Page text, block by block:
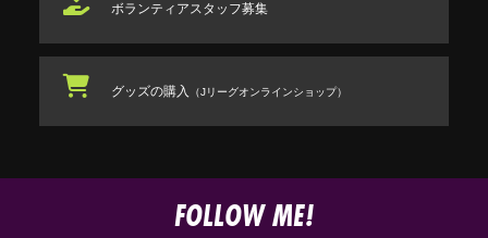
ボランティアスタッフ募集
グッズの購入 （Jリーグオンラインショップ）
FOLLOW ME!